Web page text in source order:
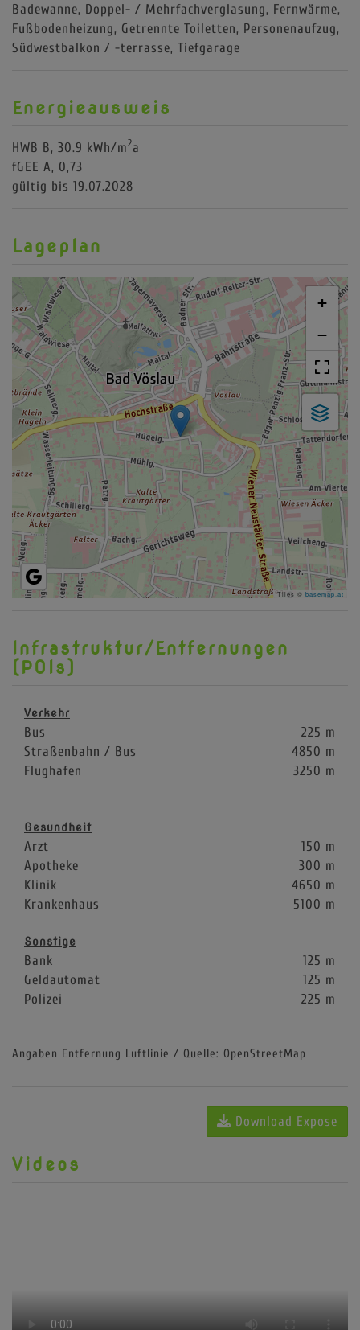
Badewanne Doppel- / Mehrfachverglasung
Fernwärme
Fußbodenheizung
Getrennte Toiletten
Personenaufzug
Südwestbalkon / -terrasse Tiefgarage
Energieausweis
HWB B, 30.9 kWh/m2a
fGEE A, 0,73
gültig bis 19.07.2028
Lageplan
+
−
Tiles © basemap.at
Infrastruktur/Entfernungen
(POIs)
Verkehr
Bus
225 m
Straßenbahn / Bus
4850 m
Flughafen
3250 m
Gesundheit
Arzt
150 m
Apotheke
300 m
Klinik
4650 m
Krankenhaus
5100 m
Sonstige
Bank
125 m
Geldautomat
125 m
Polizei
225 m
Angaben Entfernung Luftlinie / Quelle: OpenStreetMap
Download Expose
Videos